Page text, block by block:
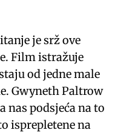
je srž ove
Film istražuje
od jedne male
Gwyneth Paltrow
nas podsjeća na to
isprepletene na